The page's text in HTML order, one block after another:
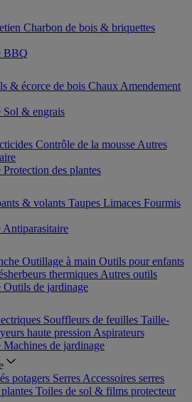
Charbon de bois & briquettes
BBQ
& écorce de bois Chaux Amendement
Sol & engrais
Contrôle de la mousse Autres
des plantes
& volants Taupes Limaces Fourmis
Antiparasitaire
Outillage à main Outils pour enfants
thermiques Autres outils
de jardinage
Souffleurs de feuilles Taille-
haute pression Aspirateurs
de jardinage
potagers Serres Accessoires serres
Toiles de sol & films protecteur